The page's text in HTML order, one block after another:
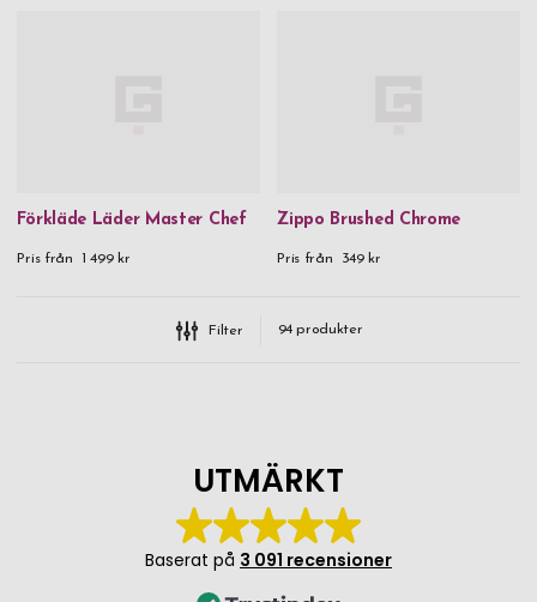
Förkläde Läder Master Chef
Pris från 1 499 kr
Zippo Brushed Chrome
Pris från 349 kr
Filter 94produkter